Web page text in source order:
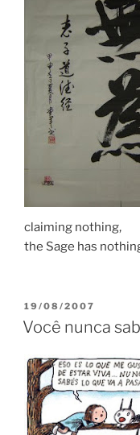
claiming nothing,
the Sage has
POSTED
ON
19/08/2007
Você nunca